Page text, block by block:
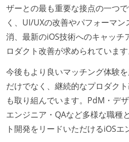
ザーとの最も重要な接点の一つ
く、UI/UXの改善やパフォーマ
消、最新のiOS技術へのキャッチ
ロダクト改善が求められています
今後もより良いマッチング体験
だけでなく、継続的なプロダク
も取り組んでいます。PdM・デ
エンジニア・QAなど多様な職種
ト開発をリードいただけるiOSエ